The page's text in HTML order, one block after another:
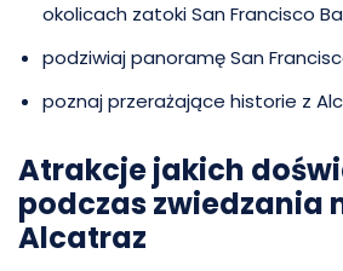
okolicach zatoki San Francisco
podziwiaj panoramę San
poznaj przerażające historie z
Atrakcje jakich
podczas zwiedzania
Alcatraz